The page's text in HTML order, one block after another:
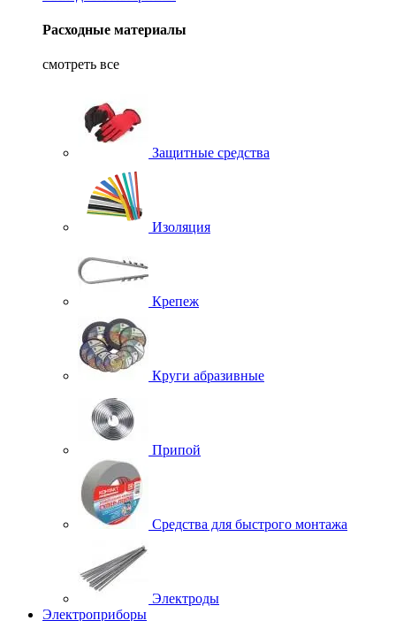
Расходные материалы
смотреть все
Защитные средства
Изоляция
Крепеж
Круги абразивные
Припой
Средства для быстрого монтажа
Электроды
Электроприборы